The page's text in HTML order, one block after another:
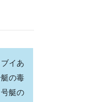
イあ
の毒
艇の